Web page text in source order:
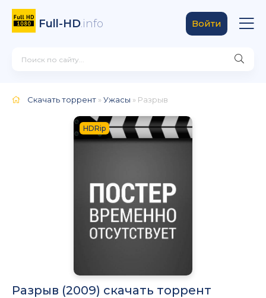
Full-HD.info Войти
Скачать торрент »Ужасы » Разрыв
HDRip
Разрыв (2009) скачать торрент